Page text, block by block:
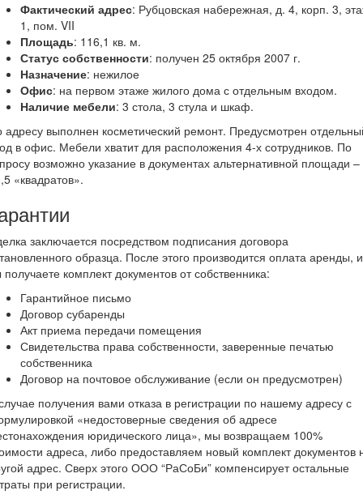
Фактический адрес: Рубцовская набережная, д. 4, корп. 3,
1, пом. VII
Площадь: 116,1 кв. м.
Статус собственности: получен 25 октября 2007 г.
Назначение: нежилое
Офис: на первом этаже жилого дома с отдельным входом.
Наличие мебели: 3 стола, 3 стула и шкаф.
адресу выполнен косметический ремонт. Предусмотрен
в офис. Мебели хватит для расположения 4-х сотрудников. По
возможно указание в документах альтернативной площади –
«квадратов».
заключается посредством подписания договора
образца. После этого производится оплата аренды, и
получаете комплект документов от собственника:
Гарантийное письмо
Договор субаренды
Акт приема передачи помещения
Свидетельства права собственности, заверенные печатью
собственника
Договор на почтовое обслуживание (если он предусмотрен)
получения вами отказа в регистрации по нашему адресу с
«недостоверные сведения об адресе
юридического лица», мы возвращаем 100%
адреса, либо предоставляем новый комплект документов
адрес. Сверх этого ООО “РаСоБи” компенсирует остальные
при регистрации.